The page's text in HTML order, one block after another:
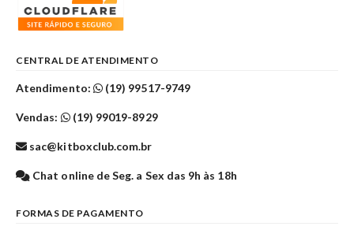
CENTRAL DE ATENDIMENTO
Atendimento: (19) 99517-9749
Vendas: (19) 99019-8929
sac@kitboxclub.com.br
Chat online de Seg. a Sex das 9h às 18h
FORMAS DE PAGAMENTO